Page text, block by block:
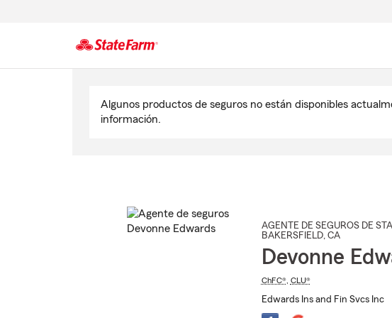
Algunos productos de seguros no están disponibles
información.
AGENTE DE SEGUROS DE
BAKERSFIELD, CA
Devonne
ChFC®, CLU®
Edwards Ins and Fin Svcs Inc